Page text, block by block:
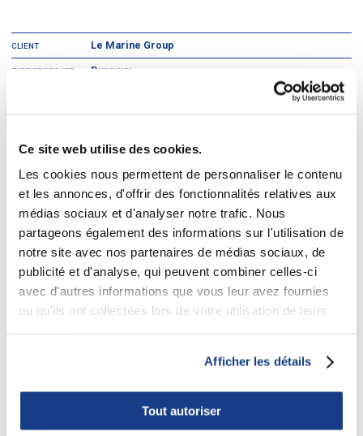
Ce site web utilise des cookies.
Les cookies nous permettent de personnaliser le contenu
et les annonces, d'offrir des fonctionnalités relatives aux
médias sociaux et d'analyser notre trafic. Nous
partageons également des informations sur l'utilisation de
notre site avec nos partenaires de médias sociaux, de
publicité et d'analyse, qui peuvent combiner celles-ci
avec d'autres informations que vous leur avez fournies
ou qu'ils ont collectées lors de votre utilisation de leurs
Afficher les détails
Tout autoriser
CLIENT Le Marine Group
TYPE DE PROJET Bureaux
une expertise dans les immeubles de bureaux, commerciaux et
industriels. L’entreprise possède des bureaux à Montréal et à Toronto.
DIVCO a reçu le mandat de construire une tour de bureaux de huit étages
avec un parc de stationnement souterrain à l’intersection des rues Peel et
Sainte-Catherine, l’une des plus achalandées du centre-ville de Montréal.
DIVCO a réaménagé avec succès la façade de ce bâtiment pour accueillir
le magasin phare de American Eagle Outfitters au Québec, au rez-de-
chaussée de l’immeuble Marine, construit par DIVCO il y a plusieurs
années. Le projet a été livré dans les délais et en respectant le budget.
projet suivant